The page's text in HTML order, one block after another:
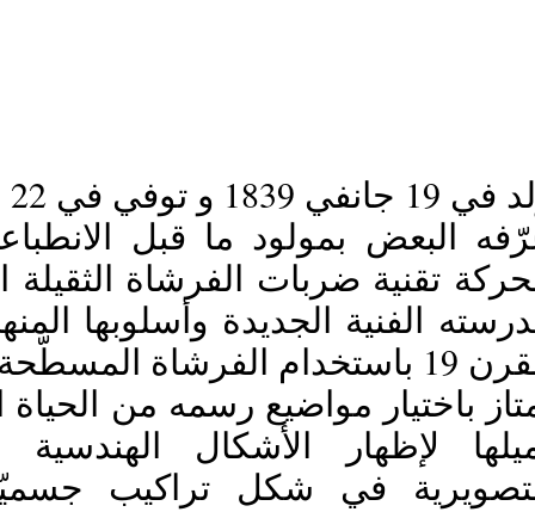
1839 و توفي في 22 أكتوبر1906.
الفرشاة المسطّحة.